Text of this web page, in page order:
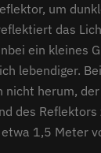
um
das
ein kleines
lebendiger.
nicht herum,
des
1,5 Meter